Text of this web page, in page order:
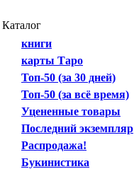
Каталог
книги
карты Таро
Топ-50 (за 30 дней)
Топ-50 (за всё время)
Уцененные товары
Последний экземпляр
Распродажа!
Букинистика